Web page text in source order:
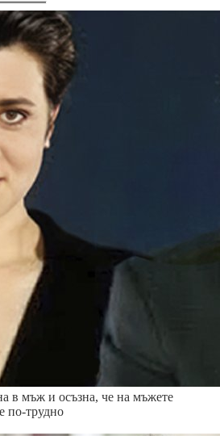
в мъж и осъзна, че на мъжете
по-трудно